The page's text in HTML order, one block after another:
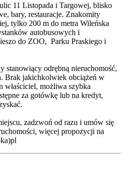
11 Listopada i Targowej, blisko
bary, restauracje. Znakomity
tylko 200 m do metra Wileńska
autobusowych i
do ZOO, Parku Praskiego i
stanowiący odrębną nieruchomość,
Brak jakichkolwiek obciążeń w
właściciel, możliwa szybka
za gotówkę lub na kredyt,
zadzwoń od razu i umów się
więcej propozycji na